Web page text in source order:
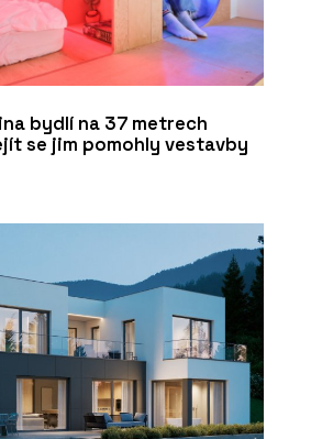
bydlí na 37 metrech
se jim pomohly vestavby